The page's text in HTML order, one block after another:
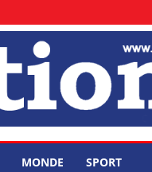
MONDE SPORT